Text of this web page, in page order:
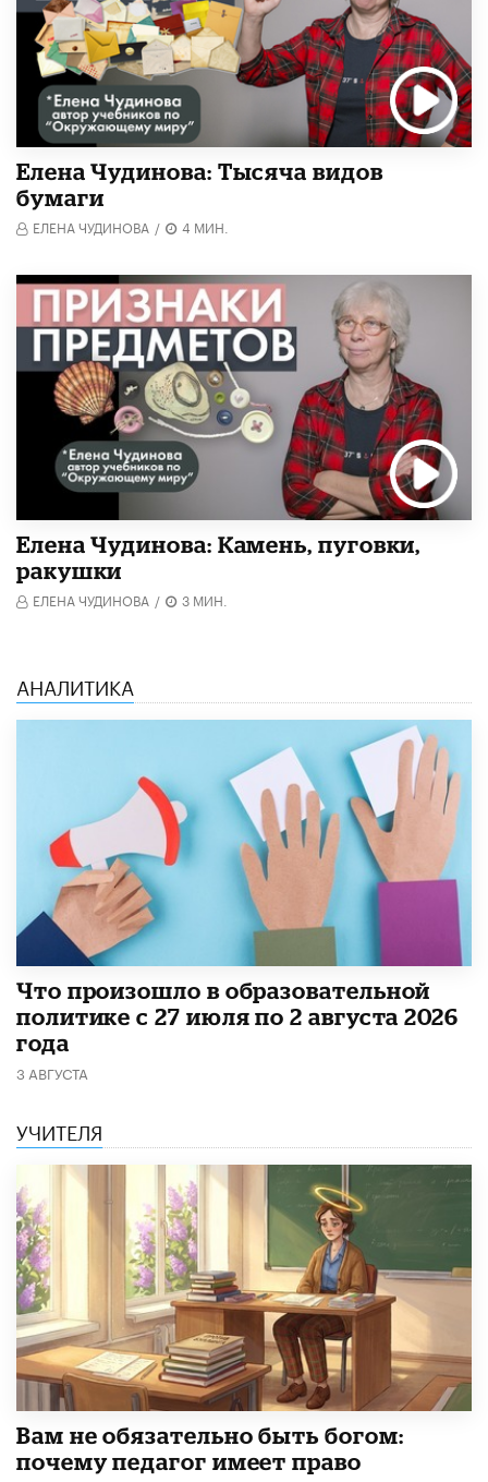
Елена Чудинова: Тысяча видов
бумаги
ЕЛЕНА ЧУДИНОВА / 4 МИН.
Елена Чудинова: Камень, пуговки,
ракушки
ЕЛЕНА ЧУДИНОВА / 3 МИН.
АНАЛИТИКА
​Что произошло в образовательной
политике с 27 июля по 2 августа 2026
года
3 АВГУСТА
УЧИТЕЛЯ
​Вам не обязательно быть богом:
почему педагог имеет право